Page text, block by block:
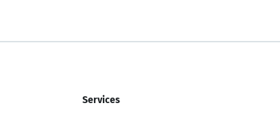
Services